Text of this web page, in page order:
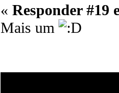
« Responder #19
Mais um